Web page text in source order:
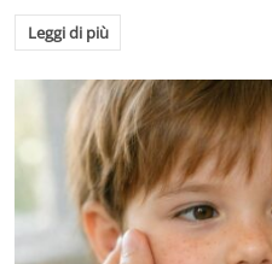
Leggi di più